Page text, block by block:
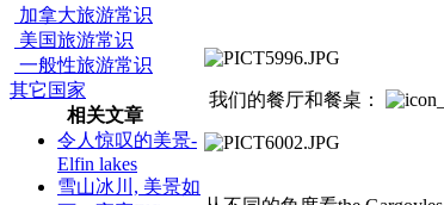
加拿大旅游常识
美国旅游常识
一般性旅游常识
其它国家
相关文章
令人惊叹的美景-
Elfin lakes
雪山冰川, 美景如
我们的餐厅和餐桌：